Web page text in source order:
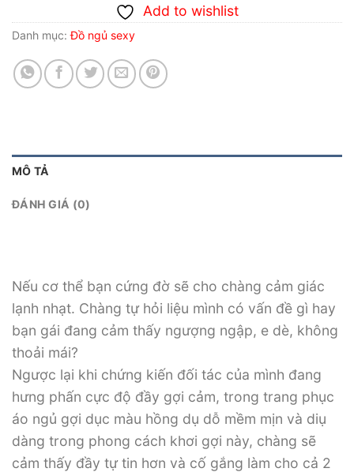
Add to wishlist
Danh mục:Đồ ngủ sexy
MÔ TẢ
ĐÁNH GIÁ (0)
Nếu cơ thể bạn cứng đờ sẽ cho chàng cảm giác
lạnh nhạt. Chàng tự hỏi liệu mình có vấn đề gì hay
bạn gái đang cảm thấy ngượng ngập, e dè, không
thoải mái?
Ngược lại khi chứng kiến đối tác của mình đang
hưng phấn cực độ đầy gợi cảm, trong trang phục
áo ngủ gợi dục màu hồng dụ dỗ mềm mịn và diụ
dàng trong phong cách khơi gợi này, chàng sẽ
cảm thấy đầy tự tin hơn và cố gắng làm cho cả 2